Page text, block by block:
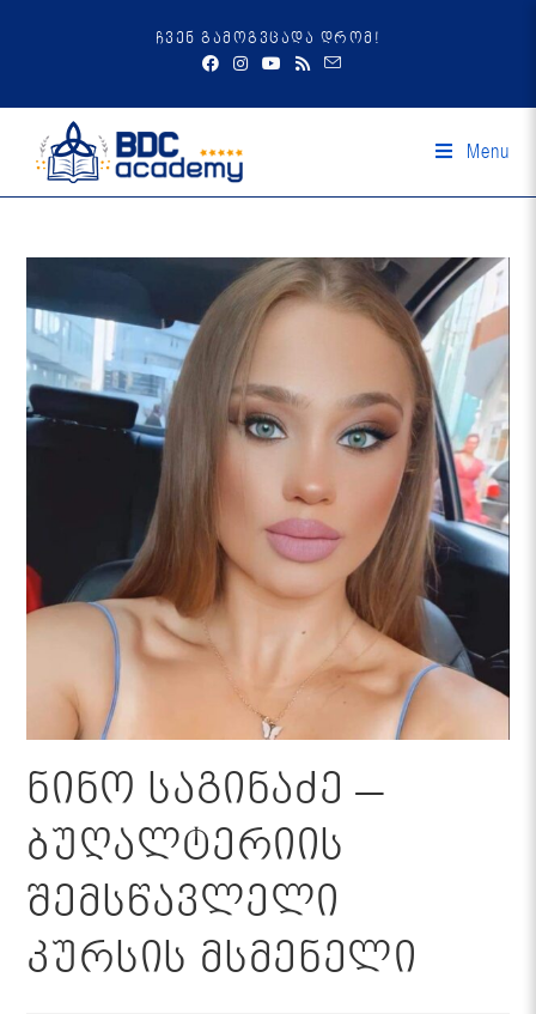
ჩვენ გამოგვცადა დრომ!
Menu
ნინო საგინაძე –
ბუღალტერიის
შემსწავლელი
კურსის მსმენელი